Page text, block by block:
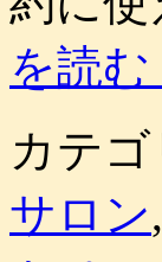
を読む
カテ
サロン,